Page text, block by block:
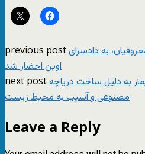
previous postبه دادسرای
اوین احضار شد
next postنیمار به دلیل ساخت دریاچه
مصنوعی و آسیب به محیط زیست
Leave a Reply